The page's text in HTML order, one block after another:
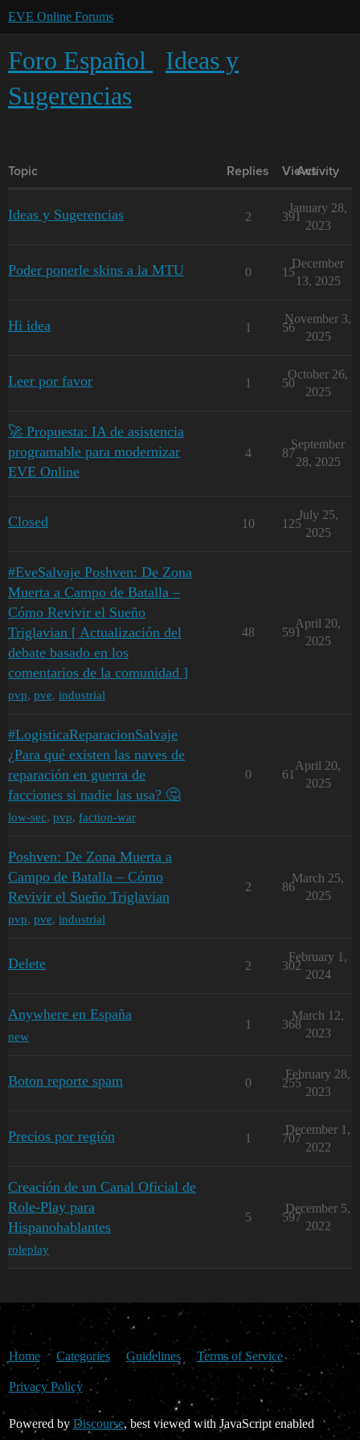
EVE Online Forums
Foro Español
Ideas y
Sugerencias
Topic Replies Views
Activity
Ideas y Sugerencias 2 391
January 28,
2023
Poder ponerle skins a la MTU 0 15
December
13, 2025
Hi idea 1 56
November 3,
2025
Leer por favor 1 50
October 26,
2025
🚀 Propuesta: IA de asistencia
programable para modernizar
EVE Online
4 87
September
28, 2025
Closed 10 125
July 25,
2025
#EveSalvaje Poshven: De Zona
Muerta a Campo de Batalla –
Cómo Revivir el Sueño
Triglavian [ Actualización del
debate basado en los
comentarios de la comunidad ]
pvp, pve, industrial
48 591
April 20,
2025
#LogisticaReparacionSalvaje
¿Para qué existen las naves de
reparación en guerra de
facciones si nadie las usa? 🤔
low-sec, pvp, faction-war
0 61
April 20,
2025
Poshven: De Zona Muerta a
Campo de Batalla – Cómo
Revivir el Sueño Triglavian
pvp, pve, industrial
2 86
March 25,
2025
Delete 2 302
February 1,
2024
Anywhere en España
new
1 368
March 12,
2023
Boton reporte spam 0 255
February 28,
2023
Precios por región 1 707
December 1,
2022
Creación de un Canal Oficial de
Role-Play para
Hispanohablantes
roleplay
5 597
December 5,
2022
Home Categories Guidelines Terms of Service
Privacy Policy
Powered by Discourse, best viewed with JavaScript enabled